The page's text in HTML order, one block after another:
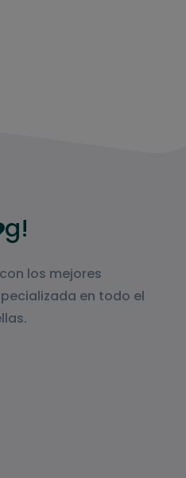
g!
los mejores
en todo el